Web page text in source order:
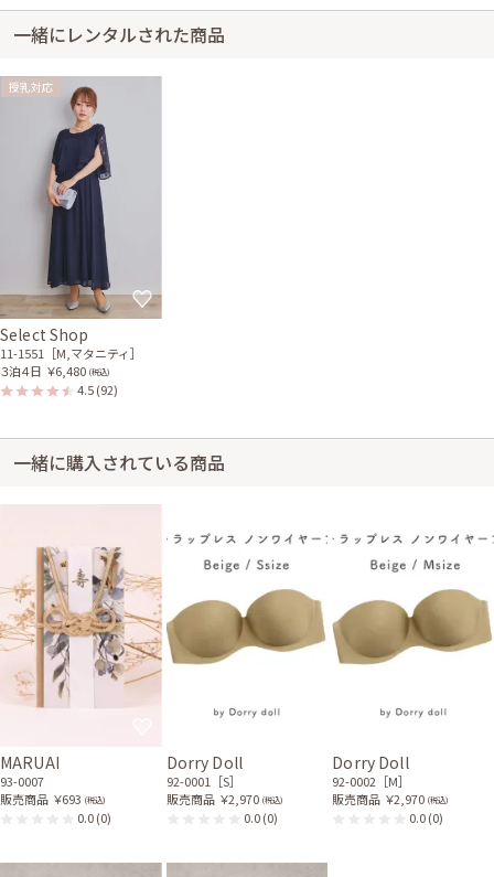
一緒にレンタルされた商品
授乳対応
Select Shop
11-1551［M,マタニティ］
３泊４日 ￥6,480 (税込)
4.5(92)
一緒に購入されている商品
MARUAI
93-0007
販売商品 ￥693 (税込)
0.0(0)
Dorry Doll
92-0001［S］
販売商品 ￥2,970 (税込)
0.0(0)
Dorry Doll
92-0002［M］
販売商品 ￥2,970 (税込)
0.0(0)